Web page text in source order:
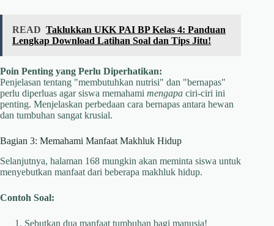
READ Taklukkan UKK PAI BP Kelas 4: Panduan
Lengkap Download Latihan Soal dan Tips Jitu!
Poin Penting yang Perlu Diperhatikan:
Penjelasan tentang "membutuhkan nutrisi" dan "bernapas"
perlu diperluas agar siswa memahami mengapa ciri-ciri ini
penting. Menjelaskan perbedaan cara bernapas antara hewan
dan tumbuhan sangat krusial.
Bagian 3: Memahami Manfaat Makhluk Hidup
Selanjutnya, halaman 168 mungkin akan meminta siswa untuk
menyebutkan manfaat dari beberapa makhluk hidup.
Contoh Soal:
Sebutkan dua manfaat tumbuhan bagi manusia!